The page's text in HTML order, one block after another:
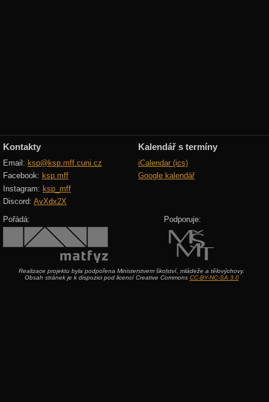
Kontakty
Email: ksp@ksp.mff.cuni.cz
Facebook: ksp.mff
Instagram: ksp_mff
Discord: AvXdx2X
Kalendář s termíny
iCalendar (ics)
Google kalendář
Pořádá: Podporuje:
Realizace projektu byla podpořena Ministerstvem školství, mládeže a tělovýchovy.
Obsah stránek je k dispozici pod licencí Creative Commons CC-BY-NC-SA 3.0